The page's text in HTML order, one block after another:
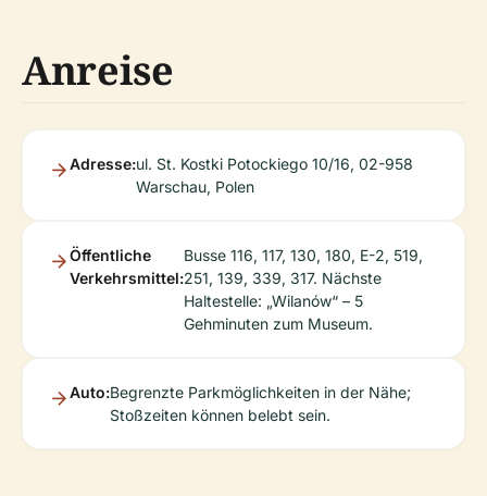
Anreise
Adresse:ul. St. Kostki Potockiego 10/16, 02-958
Warschau, Polen
Öffentliche
Verkehrsmittel:
Busse 116, 117, 130, 180, E-2, 519,
251, 139, 339, 317. Nächste
Haltestelle: „Wilanów“ – 5
Gehminuten zum Museum.
Auto:Begrenzte Parkmöglichkeiten in der Nähe;
Stoßzeiten können belebt sein.